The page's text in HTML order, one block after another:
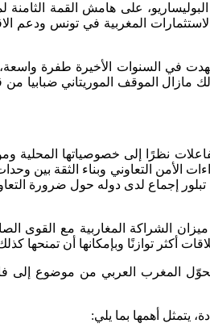
المغربية في تونس ودعم
في السنوات الأخيرة طفرة واسعة،
مازال الموقف الموريتاني ضبابيا
نظرًا إلى خصوصياتها
الأمن التعاوني وبناء الثقة بين
تبلور إجماع لدى دوله حول ضرورة
الشراكة المغاربية مع
أكثر توازنًا وبإمكانها أن تمنحها
المغرب العربي من موضوع إلى
يتمثل أهمها بما يلي: